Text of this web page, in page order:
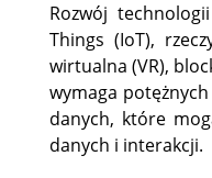
Rozwój
Things (IoT),
wirtualna (VR),
wymaga
danych, które
danych i interakcji.